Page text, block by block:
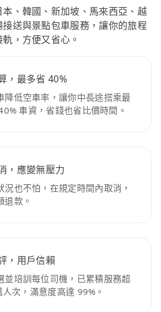
、韓國、新加坡、馬來西亞、越
送與景點包車服務，讓你的旅程
，方便又省心。
，最多省 40%
降低空車率，讓你中長途搭乘最
車資，省錢也省比價時間。
，應變無壓力
況也不怕，在規定時間內取消，
退款。
，用戶信賴
並培訓每位司機，已累積服務超
次，滿意度高達 99%。